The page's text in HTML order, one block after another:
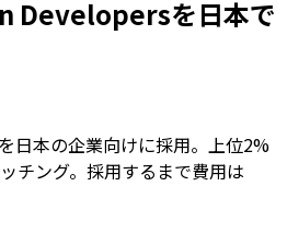
Developersを日本で
日本の企業向けに採用。上位2%
チング。採用するまで費用は